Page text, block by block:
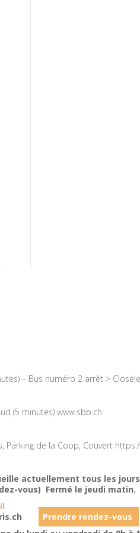
– Bus numéro 2 arrêt >
(5 minutes) www.sbb.ch
Parking de la Coop, Couvert
actuellement tous les
vous) Fermé le jeudi matin.
et mail
Prendre rendez-vous